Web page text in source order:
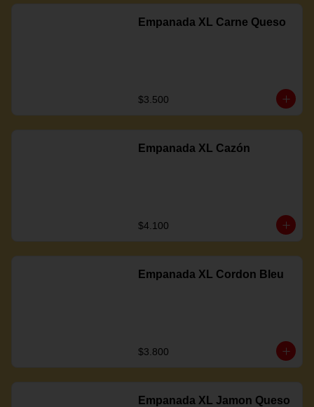
Empanada XL Carne Queso
$3.500
Empanada XL Cazón
$4.100
Empanada XL Cordon Bleu
$3.800
Empanada XL Jamon Queso